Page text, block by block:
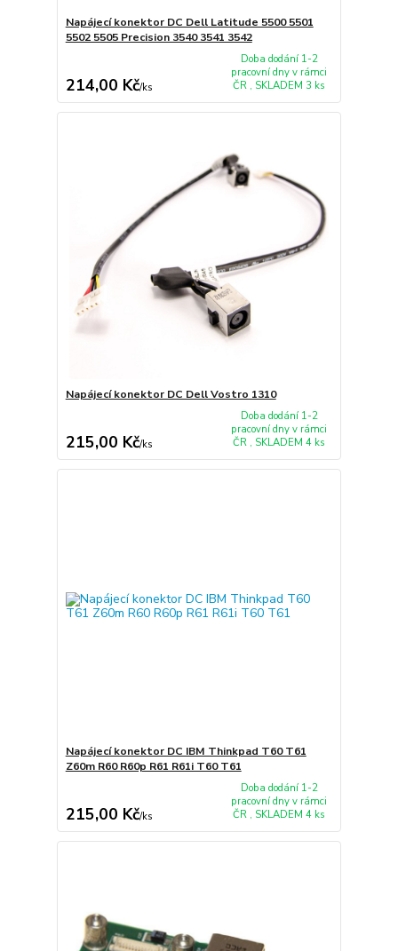
Napájecí konektor DC Dell Latitude 5500 5501
5502 5505 Precision 3540 3541 3542
214,00 Kč/ks
Doba dodání 1-2
pracovní dny v rámci
ČR , SKLADEM 3 ks
Napájecí konektor DC Dell Vostro 1310
215,00 Kč/ks
Doba dodání 1-2
pracovní dny v rámci
ČR , SKLADEM 4 ks
Napájecí konektor DC IBM Thinkpad T60 T61
Z60m R60 R60p R61 R61i T60 T61
215,00 Kč/ks
Doba dodání 1-2
pracovní dny v rámci
ČR , SKLADEM 4 ks